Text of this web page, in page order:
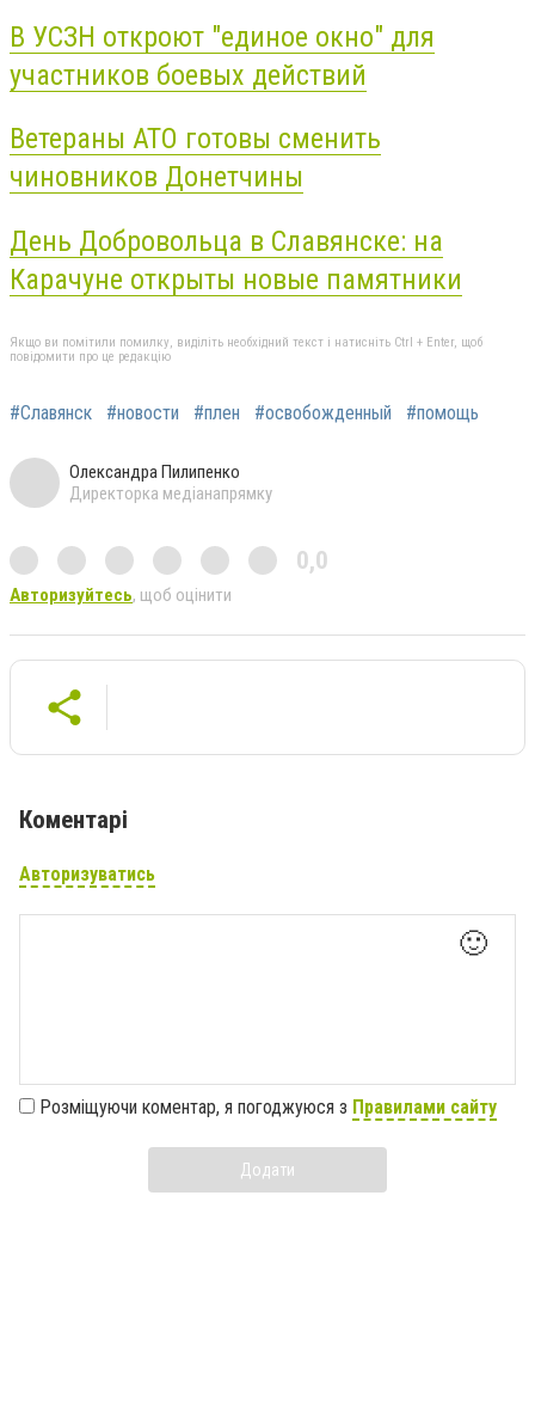
В УСЗН откроют "единое окно" для
участников боевых действий
Ветераны АТО готовы сменить
чиновников Донетчины
День Добровольца в Славянске: на
Карачуне открыты новые памятники
Якщо ви помітили помилку, виділіть необхідний текст і натисніть Ctrl + Enter, щоб
повідомити про це редакцію
#Славянск #новости #плен #освобожденный #помощь
Олександра Пилипенко
Директорка медіанапрямку
0,0
Авторизуйтесь, щоб оцінити
Коментарі
Авторизуватись
🙂
Розміщуючи коментар, я погоджуюся з Правилами сайту
Додати